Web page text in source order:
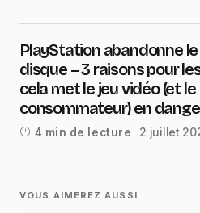
PlayStation abandonne
disque – 3 raisons pour
cela met le jeu vidéo (et le
consommateur) en
4 min de lecture 2 juillet
VOUS AIMEREZ AUSSI